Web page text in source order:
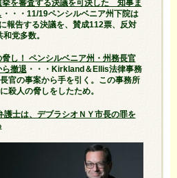
挙を審査する決議を可決した 知事ま
・・・11/19ペンシルベニア州下院は
報告する決議を、賛成112票、反対
党多数。
脅し！ ペンシルベニア州・州務長官
ら撤退・・・Kirkland＆Ellis法律事務
官の事案から手を引く。この事務所
人の脅しをしたため。
護士は、デブラシオＮＹ市長の罪を